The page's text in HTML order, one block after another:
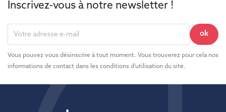
Inscrivez-vous à notre newsletter !
Vous pouvez vous désinscrire à tout moment. Vous trouverez pour cela nos
informations de contact dans les conditions d'utilisation du site.